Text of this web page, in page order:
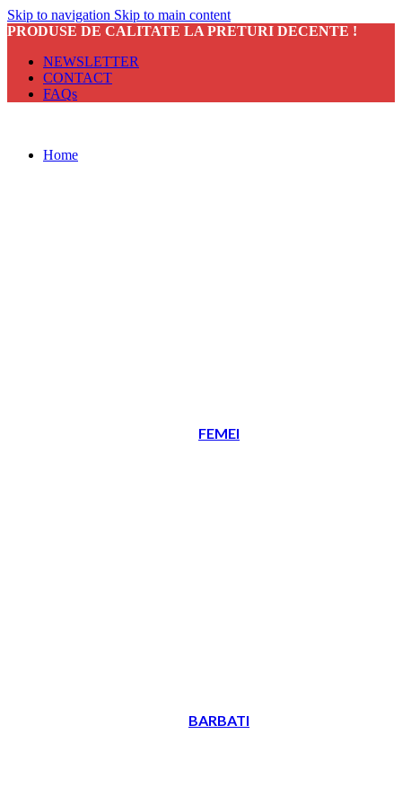
Skip to navigation Skip to main content
PRODUSE DE CALITATE LA PRETURI DECENTE !
NEWSLETTER
CONTACT
FAQs
Home
FEMEI
BARBATI